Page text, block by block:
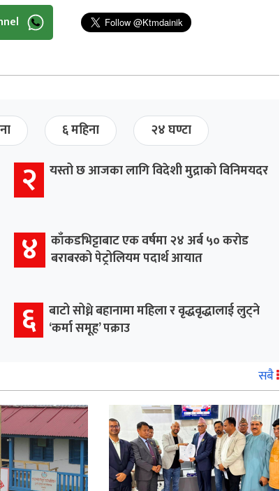
६ महिना २४ घण्टा
२ यस्तो छ आजका लागि विदेशी मुद्राको विनिमयदर
४
काँकडभिट्टाबाट एक वर्षमा २४ अर्ब ५० करोड
बराबरको पेट्रोलियम पदार्थ आयात
६ बाटो सोध्ने बहानामा महिला र वृद्धवृद्धालाई लुट्ने
‘कर्मा समूह’ पक्राउ
सबै